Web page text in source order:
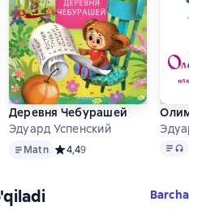
12 оценок
Деревня Чебурашей
Эдуард Успенский
MatnMatn Средний рейтинг 4,4 на
4,49 Matn
Barcha